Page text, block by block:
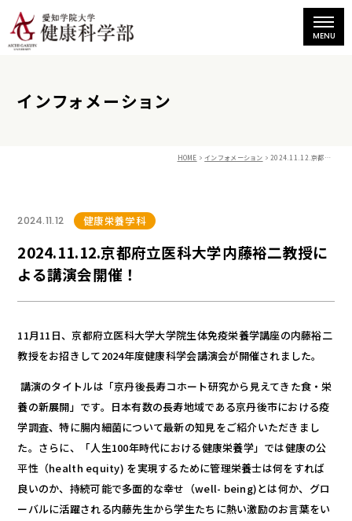
インフォメーション
HOME インフォメーション 2024.11.12.京都府立医科大学内藤裕二教授による講演会開催！
2024.11.12 健康栄養学科
2024.11.12.京都府立医科大学内藤裕二教授に
よる講演会開催！
11月11日、京都府立医科大学大学院生体免疫栄養学講座の内藤裕二
教授をお招きして2024年度健康科学会講演会が開催されました。
講演のタイトルは「京丹後長寿コホート研究から見えてきた食・栄
養の新展開」です。日本有数の長寿地域である京丹後市における疫
学調査、特に腸内細菌について最新の知見をご紹介いただきまし
た。 さらに、「人生100年時代における健康栄養学」では健康の公
平性（health equity) を実現するために管理栄養士は何をすれば
良いのか、持続可能で多面的な幸せ（well- being)とは何か、グロ
ーバルに活躍される内藤先生から学生たちに熱い激励のお言葉をい